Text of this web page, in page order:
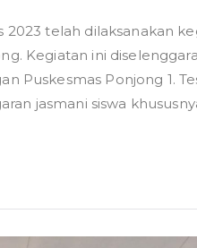
telah dilaksanakan
Kegiatan ini
Puskesmas Ponjong 1.
jasmani siswa